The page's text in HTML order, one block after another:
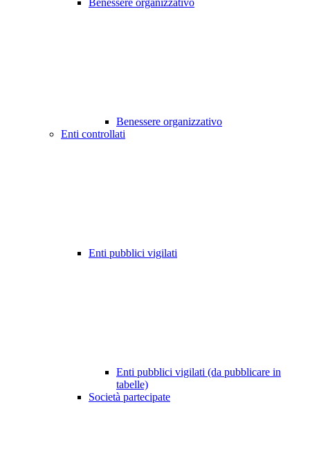
Benessere organizzativo
Benessere organizzativo
Enti controllati
Enti pubblici vigilati
Enti pubblici vigilati (da pubblicare in
tabelle)
Società partecipate